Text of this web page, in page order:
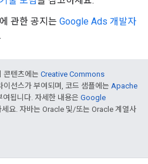
관한 공지는 Google Ads 개발자
콘텐츠에는 Creative Commons
이선스가 부여되며, 코드 샘플에는 Apache
여됩니다. 자세한 내용은 Google
세요. 자바는 Oracle 및/또는 Oracle 계열사